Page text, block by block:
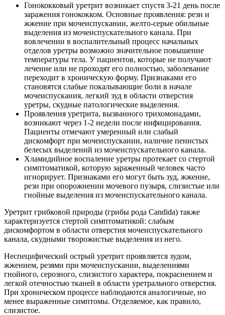
Гонококковый уретрит возникает спустя 3-21 день после
заражения гонококком. Основные проявления: рези и
жжение при мочеиспускании, желто-серые обильные
выделения из мочеиспускательного канала. При
вовлечении в воспалительный процесс начальных
отделов уретры возможно значительное повышение
температуры тела. У пациентов, которые не получают
лечение или не проходят его полностью, заболевание
переходит в хроническую форму. Признаками его
становятся слабые покалывающие боли в начале
мочеиспускания, легкий зуд в области отверстия
уретры, скудные патологические выделения.
Проявления уретрита, вызванного трихомонадами,
возникают через 1-2 недели после инфицирования.
Пациенты отмечают умеренный или слабый
дискомфорт при мочеиспускании, наличие пенистых
белесых выделений из мочеиспускательного канала.
Хламидийное воспаление уретры протекает со стертой
симптоматикой, которую зараженный человек часто
игнорирует. Признаками его могут быть зуд, жжение,
рези при опорожнении мочевого пузыря, слизистые или
гнойные выделения из мочеиспускательного канала.
Уретрит грибковой природы (грибы рода Candida) также
характеризуется стертой симптоматикой: слабым
дискомфортом в области отверстия мочеиспускательного
канала, скудными творожистые выделения из него.
Неспецифический острый уретрит проявляется зудом,
жжением, резями при мочеиспускании, выделениями
гнойного, серозного, слизистого характера, покраснением и
легкой отечностью тканей в области уретрального отверстия.
При хроническом процессе наблюдаются аналогичные, но
менее выраженные симптомы. Отделяемое, как правило,
слизистое.